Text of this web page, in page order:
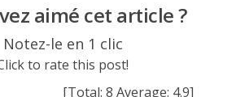
aimé cet article ?
Notez-le en 1 clic
to rate this post!
[Total: 8 Average: 4.9]